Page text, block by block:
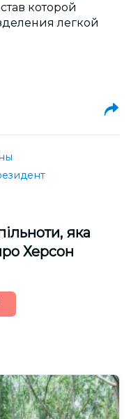
которой
легкой
яка
Херсон